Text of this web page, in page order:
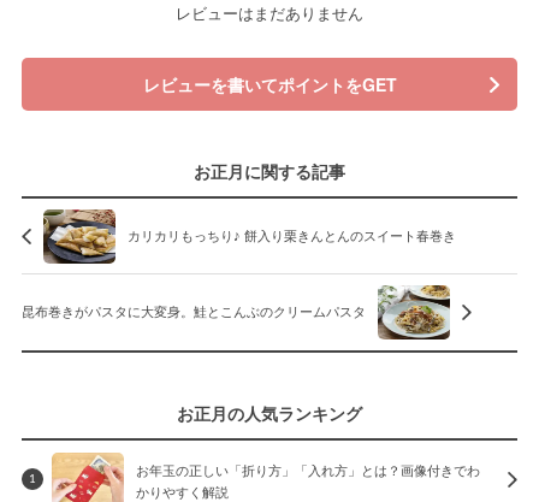
レビューはまだありません
レビューを書いてポイントをGET
お正月に関する記事
カリカリもっちり♪ 餅入り栗きんとんのスイート春巻き
昆布巻きがパスタに大変身。鮭とこんぶのクリームパスタ
お正月の人気ランキング
1
お年玉の正しい「折り方」「入れ方」とは？画像付きでわ
かりやすく解説